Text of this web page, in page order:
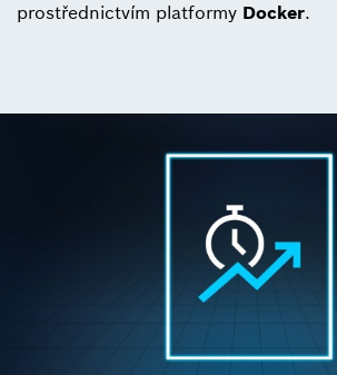
prostřednictvím platformy Docker.